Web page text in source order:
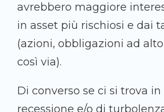
avrebbero maggiore
in asset più rischiosi e dai
(azioni, obbligazioni ad
così via).
Di converso se ci si trova
recessione e/o di